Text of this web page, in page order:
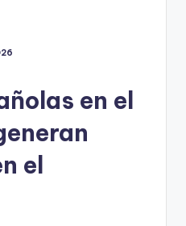
en el
el